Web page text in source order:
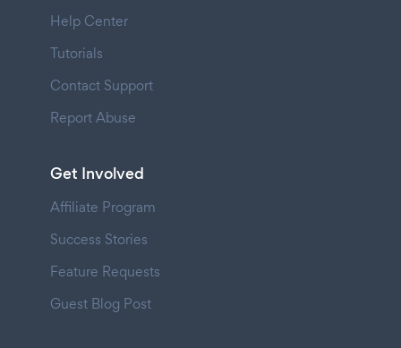
Help Center
Tutorials
Contact Support
Report Abuse
Get Involved
Affiliate Program
Success Stories
Feature Requests
Guest Blog Post